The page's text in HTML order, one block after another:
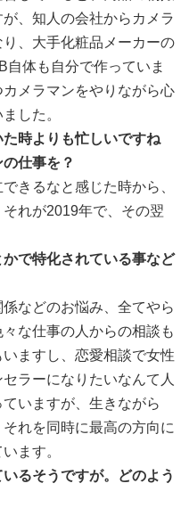
、知人の会社からカメラ
、大手化粧品メーカーの
体も自分で作っていま
メラマンをやりながら心
した。
時よりも忙しいですね
仕事を？
きるなと感じた時から、
れが2019年で、その翌
で特化されている事など
などのお悩み、全てやら
な仕事の人からの相談も
ますし、恋愛相談で女性
ラーになりたいなんて人
いますが、生きながら
れを同時に最高の方向に
ます。
るそうですが。どのよう